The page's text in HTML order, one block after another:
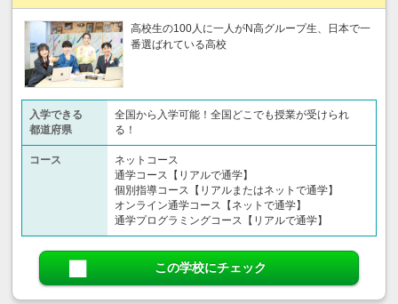
高校生の100人に一人がN高グループ生、日本で一
番選ばれている高校
入学できる
都道府県
全国から入学可能！全国どこでも授業が受けられ
る！
コース
ネットコース
通学コース【リアルで通学】
個別指導コース【リアルまたはネットで通学】
オンライン通学コース【ネットで通学】
通学プログラミングコース【リアルで通学】
この学校にチェック